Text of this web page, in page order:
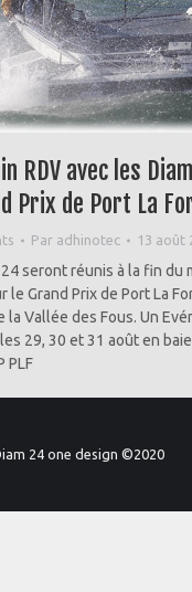
RDV avec les
Prix de Port La
Par adhinotec 13 août
seront réunis à la fin du
le Grand Prix de Port La
la Vallée des Fous. Un
29, 30 et 31 août en
PLF
24 one design ©2020